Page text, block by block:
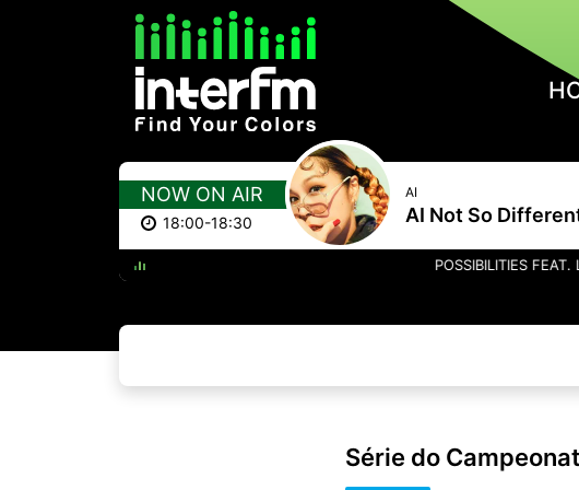
NOW ON AIR
18:00-18:30
AI
AI Not So
POSSIBILITIES FEAT. LA REEZY /
Série do